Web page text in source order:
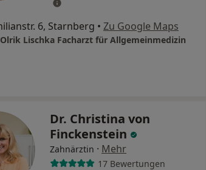
6, Starnberg • Zu Google Maps
Lischka Facharzt für Allgemeinmedizin
Dr. Christina von
Finckenstein
Zahnärztin · Mehr
17 Bewertungen